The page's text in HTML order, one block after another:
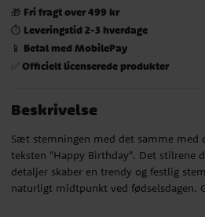
🎁 Fri fragt over 499 kr
⏱️ Leveringstid 2-3 hverdage
📱 Betal med MobilePay
✅ Officielt licenserede produkter
Beskrivelse
Sæt stemningen med det samme med
teksten "Happy Birthday". Det stilrene
detaljer skaber en trendy og festlig
naturligt midtpunkt ved fødselsdagen.